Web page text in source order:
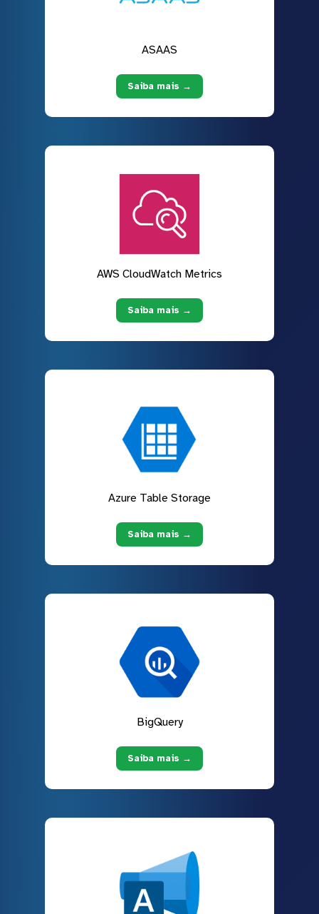
ASAAS
Saiba mais →
AWS CloudWatch Metrics
Saiba mais →
Azure Table Storage
Saiba mais →
BigQuery
Saiba mais →